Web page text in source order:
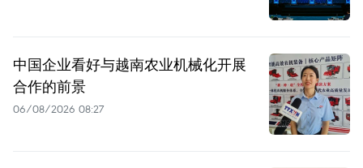
中国企业看好与越南农业机械化开展
合作的前景
06/08/2026 08:27